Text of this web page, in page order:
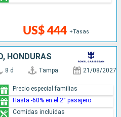
US$ 444 +Tasas
HONDURAS
8 d Tampa 21/08/2027
Precio especial familias
Hasta -60% en el 2° pasajero
Comidas incluidas